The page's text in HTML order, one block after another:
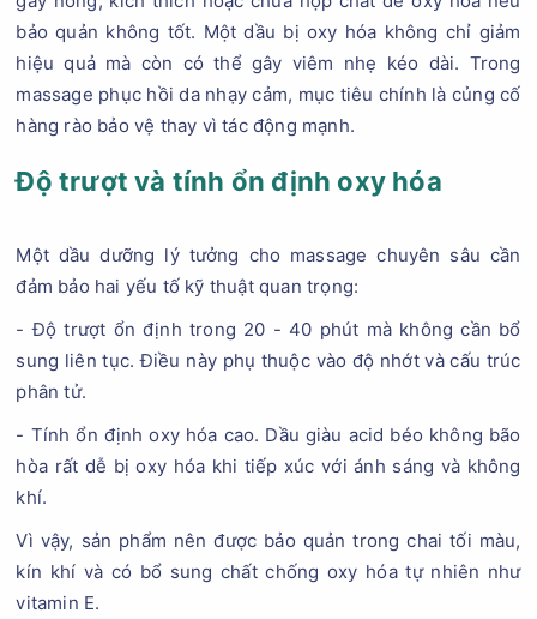
bảo quản không tốt. Một dầu bị oxy hóa không chỉ giảm
hiệu quả mà còn có thể gây viêm nhẹ kéo dài. Trong
massage phục hồi da nhạy cảm, mục tiêu chính là củng cố
hàng rào bảo vệ thay vì tác động mạnh.
Độ trượt và tính ổn định oxy hóa
Một dầu dưỡng lý tưởng cho massage chuyên sâu cần
đảm bảo hai yếu tố kỹ thuật quan trọng:
- Độ trượt ổn định trong 20 - 40 phút mà không cần bổ
sung liên tục. Điều này phụ thuộc vào độ nhớt và cấu trúc
phân tử.
- Tính ổn định oxy hóa cao. Dầu giàu acid béo không bão
hòa rất dễ bị oxy hóa khi tiếp xúc với ánh sáng và không
khí.
Vì vậy, sản phẩm nên được bảo quản trong chai tối màu,
kín khí và có bổ sung chất chống oxy hóa tự nhiên như
vitamin E.